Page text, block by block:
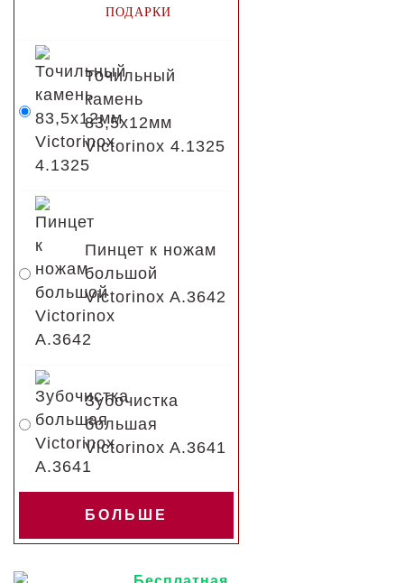
ПОДАРКИ
Точильный
камень
83,5х12мм
Victorinox 4.1325
Пинцет к ножам
большой
Victorinox A.3642
Зубочистка
большая
Victorinox A.3641
БОЛЬШЕ